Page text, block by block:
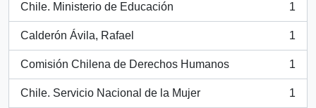
Chile. Ministerio de Educación
, 1 results
1
Calderón Ávila, Rafael
, 1 results
1
Comisión Chilena de Derechos Humanos
, 1 results
1
Chile. Servicio Nacional de la Mujer
, 1 results
1